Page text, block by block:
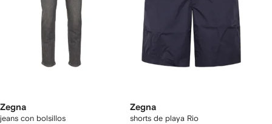
Zegna
jeans con bolsillos
Zegna
shorts de playa Rio